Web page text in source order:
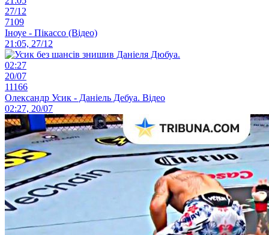
27/12
7109
Іноуе - Пікассо (Відео)
21:05, 27/12
02:27
20/07
11166
Олександр Усик - Даніель Дебуа. Відео
02:27, 20/07